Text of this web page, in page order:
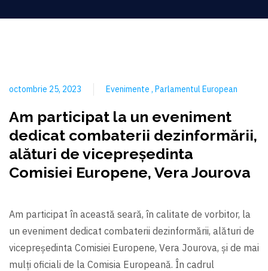
octombrie 25, 2023 Evenimente Parlamentul European
Am participat la un eveniment
dedicat combaterii dezinformării,
alături de vicepreședinta
Comisiei Europene, Vera Jourova
Am participat în această seară, în calitate de vorbitor, la
un eveniment dedicat combaterii dezinformării, alături de
vicepreședinta Comisiei Europene, Vera Jourova, și de mai
mulți oficiali de la Comisia Europeană. În cadrul